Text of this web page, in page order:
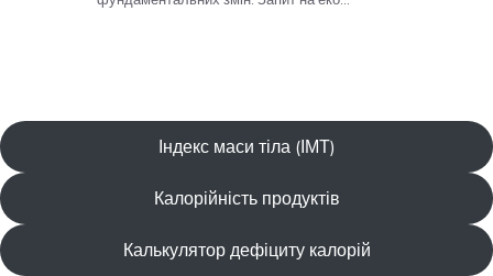
Індекс маси тіла (ІМТ)
Калорійність продуктів
Калькулятор дефіциту калорій